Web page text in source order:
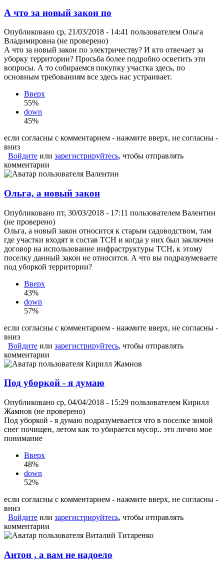
А что за новый закон по
Опубликовано ср, 21/03/2018 - 14:41 пользователем Ольга
Владимировна (не проверено)
А что за новый закон по электричеству? И кто отвечает за
уборку территории? Просьба более подробно осветить эти
вопросы. А то собираемся покупку участка здесь, по
основным требованиям все здесь нас устраивает.
Вверх
55%
down
45%
если согласны с комментарием - нажмите вверх, не согласны -
вниз
Войдите или зарегистрируйтесь, чтобы отправлять
комментарии
Ольга, а новый закон
Опубликовано пт, 30/03/2018 - 17:11 пользователем Валентин
(не проверено)
Ольга, а новый закон относится к старым садоводством, там
где участки входят в состав ТСН и когда у них был заключен
договор на использование инфраструктуры ТСН, к этому
поселку данный закон не относится. А что вы подразумеваете
под уборкой территории?
Вверх
43%
down
57%
если согласны с комментарием - нажмите вверх, не согласны -
вниз
Войдите или зарегистрируйтесь, чтобы отправлять
комментарии
Под уборкой - я думаю
Опубликовано ср, 04/04/2018 - 15:29 пользователем Кирилл
Жамнов (не проверено)
Под уборкой - я думаю подразумевается что в поселке зимой
снег почищен, летом как то убирается мусор.. это лично мое
понимание
Вверх
48%
down
52%
если согласны с комментарием - нажмите вверх, не согласны -
вниз
Войдите или зарегистрируйтесь, чтобы отправлять
комментарии
Антон , а вам не надоело